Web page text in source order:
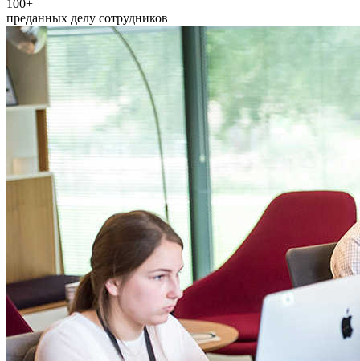
100+
преданных делу сотрудников